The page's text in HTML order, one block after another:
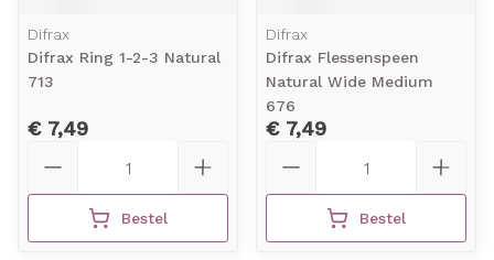
Difrax
Difrax Ring 1-2-3 Natural
713
€ 7,49
Bestel
Difrax
Difrax Flessenspeen
Natural Wide Medium
676
€ 7,49
Bestel